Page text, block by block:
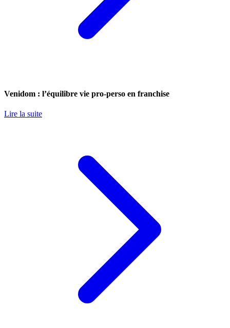
Venidom : l’équilibre vie pro-perso en franchise
Lire la suite